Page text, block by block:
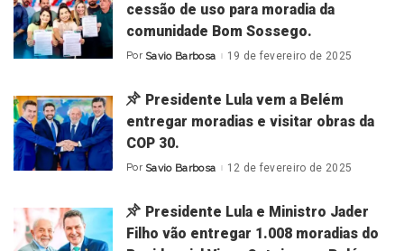
cessão de uso para moradia da
comunidade Bom Sossego.
Posted
Por Savio Barbosa 19 de fevereiro de 2025
Presidente Lula vem a Belém
entregar moradias e visitar obras da
COP 30.
Posted
Por Savio Barbosa 12 de fevereiro de 2025
Presidente Lula e Ministro Jader
Filho vão entregar 1.008 moradias do